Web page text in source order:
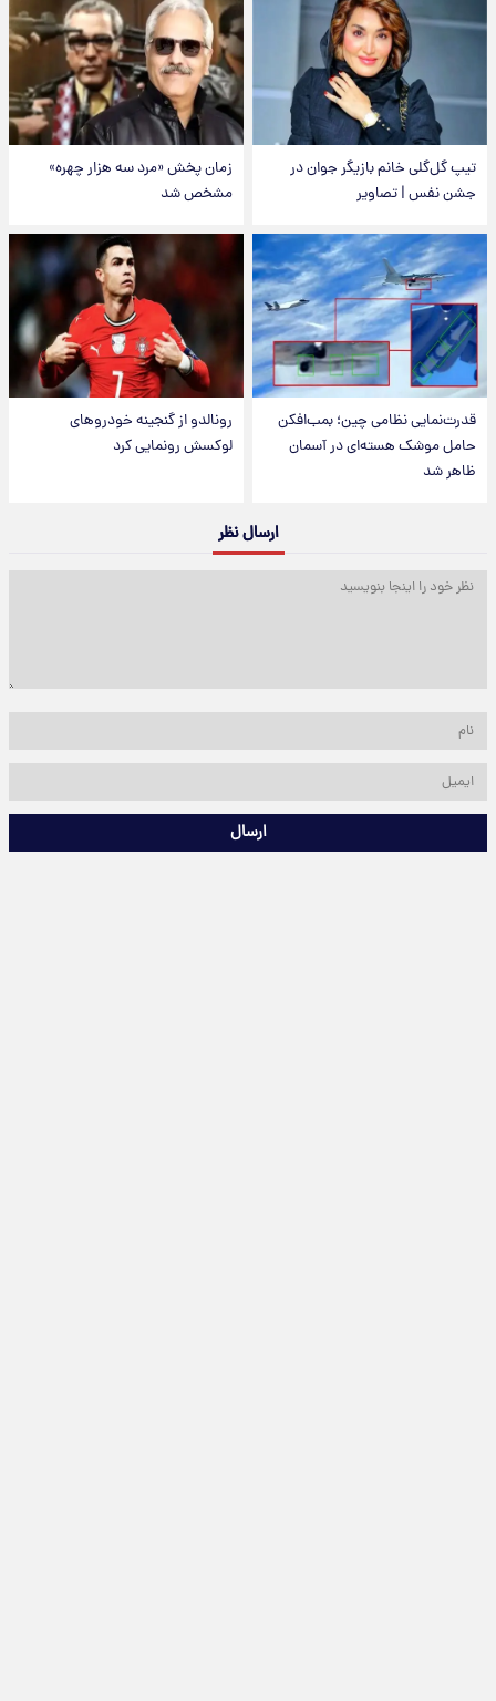
تیپ گل‌گلی خانم بازیگر جوان در
جشن نفس | تصاویر
زمان پخش «مرد سه هزار چهره»
مشخص شد
قدرت‌نمایی نظامی چین؛ بمب‌افکن
حامل موشک هسته‌ای در آسمان
ظاهر شد
رونالدو از گنجینه خودروهای
لوکسش رونمایی کرد
ارسال نظر
ارسال